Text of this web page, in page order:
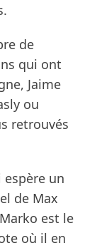
de
qui ont
Jaime
ou
retrouvés
un
de Max
est le
où il en